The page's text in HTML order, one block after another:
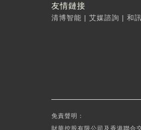
友情鏈接
清博智能 | 艾媒諮詢 | 和訊
免責聲明：